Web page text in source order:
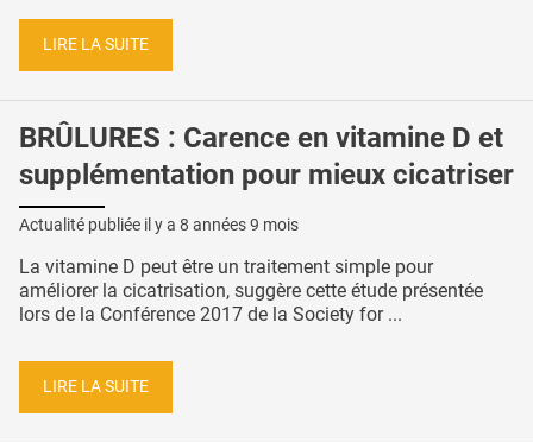
LIRE LA SUITE
BRÛLURES : Carence en vitamine D et
supplémentation pour mieux cicatriser
Actualité publiée il y a 8 années 9 mois
La vitamine D peut être un traitement simple pour
améliorer la cicatrisation, suggère cette étude présentée
lors de la Conférence 2017 de la Society for ...
LIRE LA SUITE